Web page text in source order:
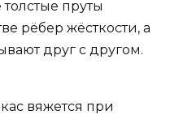
пруты
рёбер жёсткости, а
друг с другом.
вяжется при